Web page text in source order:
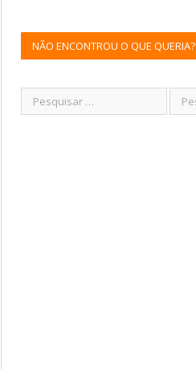
NÃO ENCONTROU O QUE QUERIA?